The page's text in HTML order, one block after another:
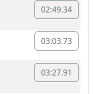
02:49.34
03:03.73
03:27.91